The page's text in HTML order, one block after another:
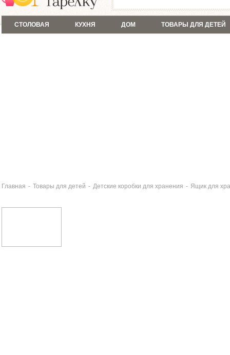
СТОЛОВАЯ КУХНЯ ДОМ ТОВАРЫ ДЛЯ ДЕТЕЙ
Главная - Товары для детей - Детские коробки для хранения - Ящик для